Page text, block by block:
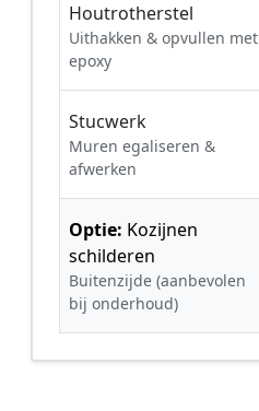
Houtrotherstel
Uithakken & opvullen met
epoxy
Stucwerk
Muren egaliseren &
afwerken
Optie: Kozijnen
schilderen
Buitenzijde (aanbevolen
bij onderhoud)